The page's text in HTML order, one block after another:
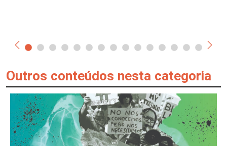
Outros conteúdos nesta categoria